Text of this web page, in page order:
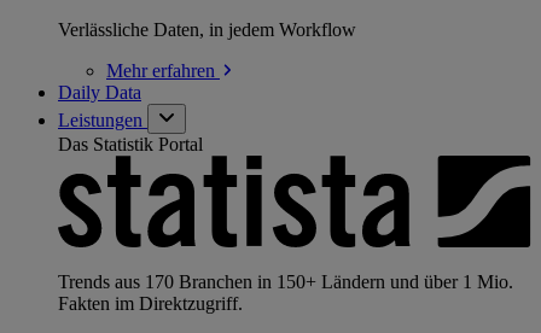
Verlässliche Daten, in jedem Workflow
Mehrerfahren
Daily Data
Leistungen
Das Statistik Portal
Trends aus 170 Branchen in 150+ Ländern und über 1 Mio.
Fakten im Direktzugriff.